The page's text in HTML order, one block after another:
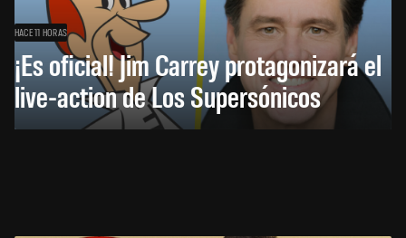
HACE 11 HORAS
¡Es oficial! Jim Carrey protagonizará el
live-action de Los Supersónicos